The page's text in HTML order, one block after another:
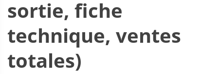
sortie, fiche
technique, ventes
totales)